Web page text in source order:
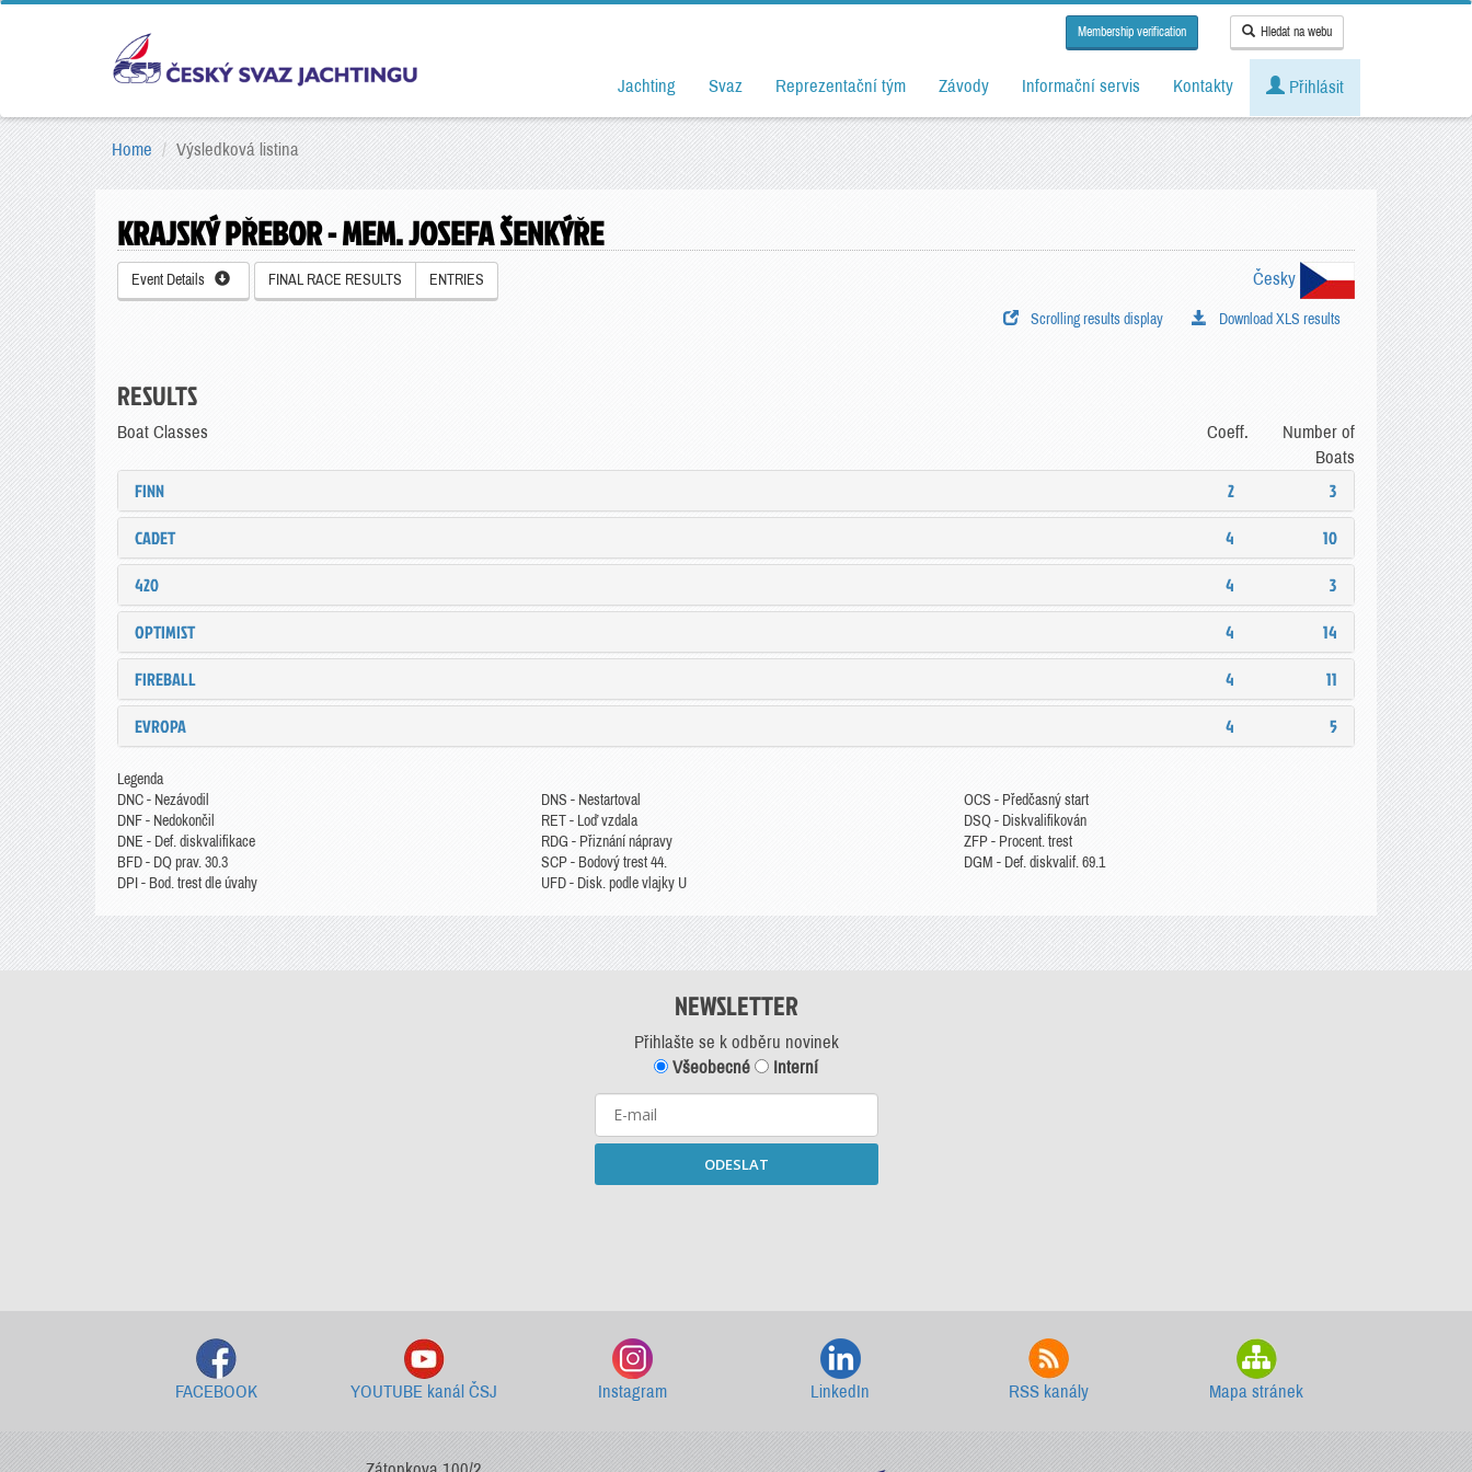
Membership verification Hledat na webu
Jachting Svaz Reprezentační tým Závody Informační servis Kontakty Přihlásit
Home Výsledková listina
KRAJSKÝ PŘEBOR - MEM. JOSEFA ŠENKÝŘE
Event Details FINAL RACE RESULTS ENTRIES Česky
Download XLS results
Scrolling results display
RESULTS
Boat Classes Coeff.
Number of
Boats
FINN 2
3
CADET
4
10
420
4
3
OPTIMIST
4
14
FIREBALL
4
11
EVROPA
4 5
Legenda
DNC - Nezávodil
DNF - Nedokončil
DNE - Def. diskvalifikace
BFD - DQ prav. 30.3
DPI - Bod. trest dle úvahy
DNS - Nestartoval
RET - Loď vzdala
RDG - Přiznání nápravy
SCP - Bodový trest 44.
UFD - Disk. podle vlajky U
OCS - Předčasný start
DSQ - Diskvalifikován
ZFP - Procent. trest
DGM - Def. diskvalif. 69.1
NEWSLETTER
Přihlašte se k odběru novinek
Všeobecné
Interní
ODESLAT
FACEBOOK YOUTUBE kanál ČSJ Instagram LinkedIn RSS kanály Mapa stránek